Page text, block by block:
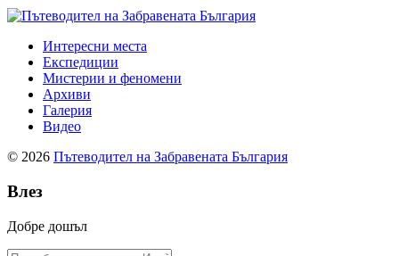
Интересни места
Експедиции
Мистерии и феномени
Архиви
Галерия
Видео
© 2026 Пътеводител на Забравената България
Влез
Добре дошъл